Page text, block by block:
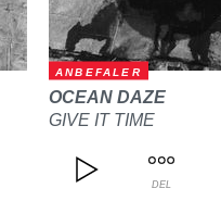
ANBEFALER
OCEAN DAZE
GIVE IT TIME
DEL